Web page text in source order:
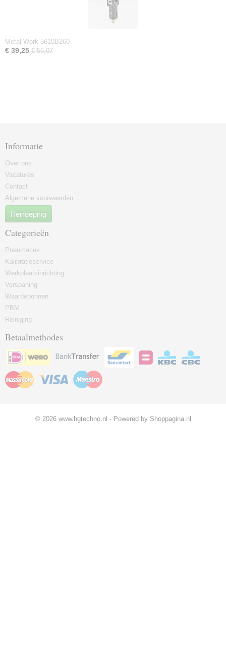
Metal Work 5610B260
€ 39,25 € 56,07
Informatie
Over ons
Vacatures
Contact
Algemene voorwaarden
Herroeping
Categorieën
Pneumatiek
Kalibratieservice
Werkplaatsinrichting
Verspaning
Waardebonnen
PBM
Reiniging
Betaalmethodes
© 2026 www.hgtechno.nl - Powered by Shoppagina.nl